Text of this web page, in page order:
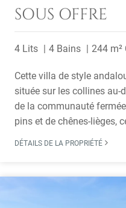
SOUS OFFRE
4 Lits 4 Bains 244 m²
Cette villa de style
située sur les collines au-
de la communauté
pins et de chênes-lièges,
DÉTAILS DE LA PROPRIÉTÉ